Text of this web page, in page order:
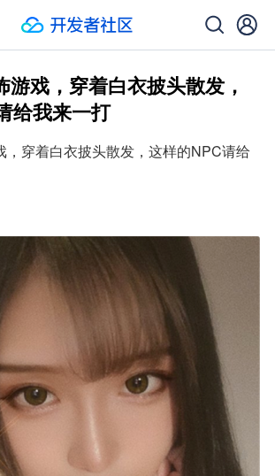
游戏，穿着白衣披头散发，
给我来一打
，穿着白衣披头散发，这样的NPC请给